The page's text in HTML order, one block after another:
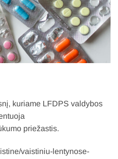
kuriame LFDPS valdybos
priežastis.
vaistiniu-lentynose-